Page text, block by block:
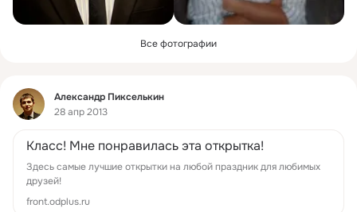
Все фотографии
Фид
Александр Пикселькин
28 апр 2013
Класс! Мне понравилась эта открытка!
Здесь самые лучшие открытки на любой праздник для любимых
друзей!
front.odplus.ru